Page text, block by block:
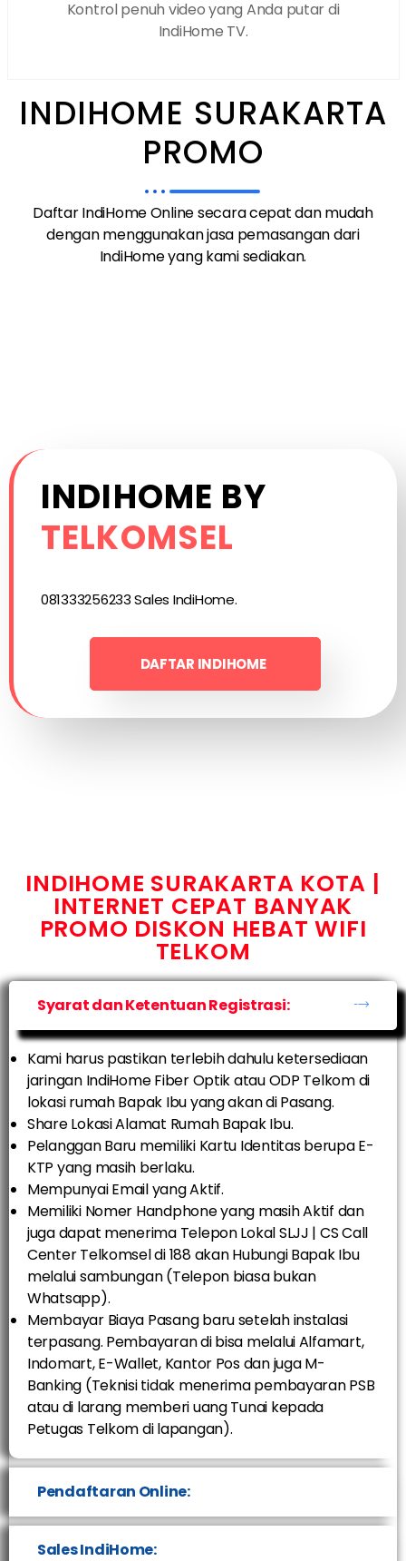
Kontrol penuh video yang Anda putar di
IndiHome TV.
INDIHOME SURAKARTA
PROMO
Daftar IndiHome Online secara cepat dan mudah
dengan menggunakan jasa pemasangan dari
IndiHome yang kami sediakan.
INDIHOME BY
TELKOMSEL
081333256233 Sales IndiHome.
DAFTAR INDIHOME
INDIHOME SURAKARTA KOTA |
INTERNET CEPAT BANYAK
PROMO DISKON HEBAT WIFI
TELKOM
Syarat dan Ketentuan Registrasi:
Kami harus pastikan terlebih dahulu ketersediaan
jaringan IndiHome Fiber Optik atau ODP Telkom di
lokasi rumah Bapak Ibu yang akan di Pasang.
Share Lokasi Alamat Rumah Bapak Ibu.
Pelanggan Baru memiliki Kartu Identitas berupa E-
KTP yang masih berlaku.
Mempunyai Email yang Aktif.
Memiliki Nomer Handphone yang masih Aktif dan
juga dapat menerima Telepon Lokal SLJJ | CS Call
Center Telkomsel di 188 akan Hubungi Bapak Ibu
melalui sambungan (Telepon biasa bukan
Whatsapp).
Membayar Biaya Pasang baru setelah instalasi
terpasang. Pembayaran di bisa melalui Alfamart,
Indomart, E-Wallet, Kantor Pos dan juga M-
Banking (Teknisi tidak menerima pembayaran PSB
atau di larang memberi uang Tunai kepada
Petugas Telkom di lapangan).
Pendaftaran Online:
Sales IndiHome: